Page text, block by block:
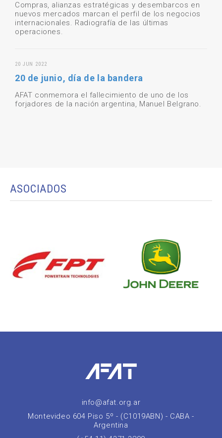
Compras, alianzas estratégicas y desembarcos en
nuevos mercados marcan el perfil de los negocios
internacionales. Radiografía de las últimas
operaciones.
20 JUN 2022
20 de junio, día de la bandera
AFAT conmemora el fallecimiento de uno de los
forjadores de la nación argentina, Manuel Belgrano.
ASOCIADOS
info@afat.org.ar
Montevideo 604 Piso 5º - (C1019ABN) - CABA -
Argentina